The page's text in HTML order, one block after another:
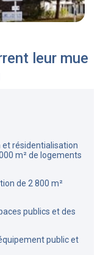
leur mue
et résidentialisation
m² de logements
de 2 800 m²
publics et des
public et